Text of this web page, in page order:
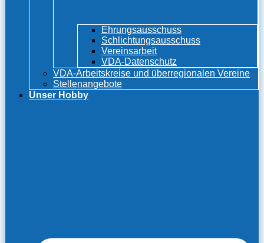
Ehrungsausschuss
Schlichtungsausschuss
Vereinsarbeit
VDA-Datenschutz
VDA-Arbeitskreise und überregionalen Vereine
Stellenangebote
Unser Hobby